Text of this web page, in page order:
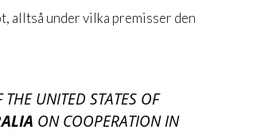
alltså under vilka premisser den
UNITED STATES OF
ON COOPERATION IN